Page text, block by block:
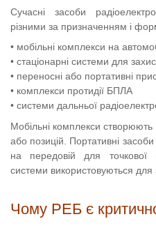
Сучасні засоби
різними за призначенням і
• мобільні комплекси на
• стаціонарні системи для
• переносні або портативні
• комплекси протидії БПЛА
• системи дальньої
Мобільні комплекси створюють
або позицій. Портативні
на передовій для точкової
системи використовуються для
Чому РЕБ є